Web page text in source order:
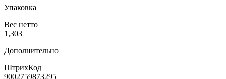
Упаковка
Вес нетто
1,303
Дополнительно
ШтрихКод
9002759873295